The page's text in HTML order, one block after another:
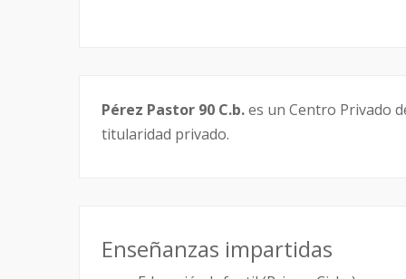
Pérez Pastor 90 C.b.es un Centro Privado
titularidad privado.
Enseñanzas impartidas